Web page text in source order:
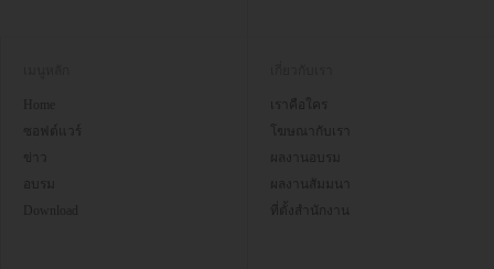
Home
ซอฟต์แวร์
ข่าว
อบรม
Download
เราคือใคร
โฆษณากับเรา
ผลงานอบรม
ผลงานสัมมนา
ที่ตั้งสำนักงาน